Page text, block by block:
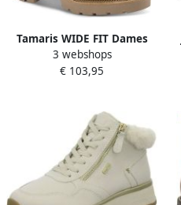
Tamaris WIDE FIT Dames
Enkellaarsje 8-85101-45 365
Wide Fit
3 webshops
€ 103,95